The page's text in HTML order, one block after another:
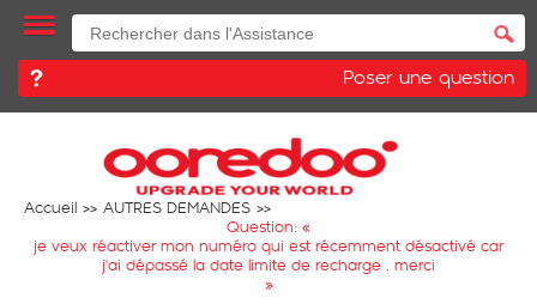
Poser une question
Accueil
AUTRES DEMANDES
Question: «
je veux réactiver mon numéro qui est récemment désactivé car
j'ai dépassé la date limite de recharge . merci
»